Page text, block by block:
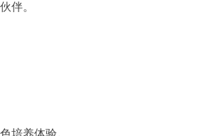
伴。
培养体验。